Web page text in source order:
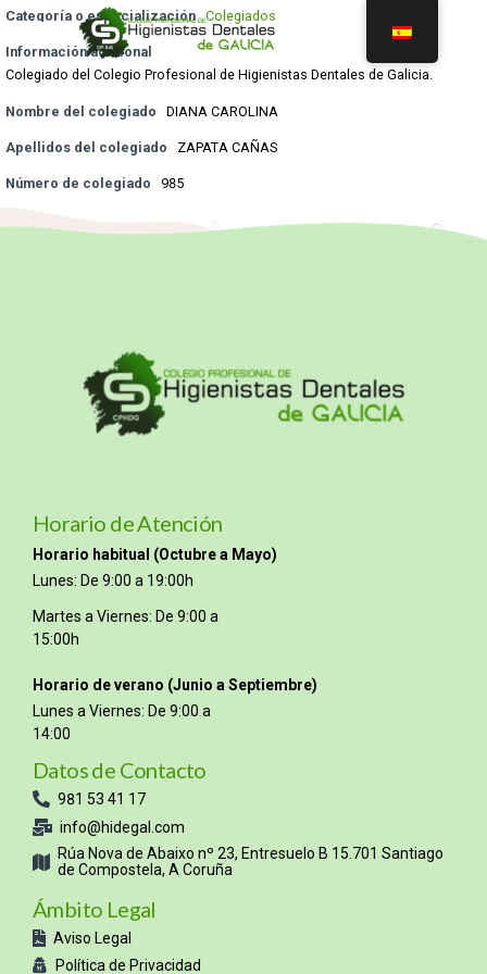
Categoría o especialización Colegiados
Información adicional
Colegiado del Colegio Profesional de Higienistas Dentales de Galicia.
Nombre del colegiado DIANA CAROLINA
Apellidos del colegiado ZAPATA CAÑAS
Número de colegiado 985
Horario de Atención
Horario habitual (Octubre a Mayo)
Lunes: De 9:00 a 19:00h
Martes a Viernes: De 9:00 a
15:00h
Horario de verano (Junio a Septiembre)
Lunes a Viernes: De 9:00 a
14:00
Datos de Contacto
981 53 41 17
info@hidegal.com
Rúa Nova de Abaixo nº 23, Entresuelo B 15.701 Santiago
de Compostela, A Coruña
Ámbito Legal
Aviso Legal
Política de Privacidad